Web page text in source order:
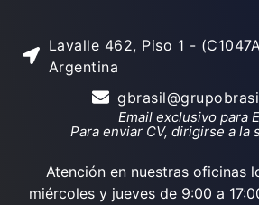
Lavalle 462, Piso 1 -
Argentina
Email exclusivo para
Para enviar CV, dirigirse a la
Atención en nuestras oficinas
miércoles y jueves de 9:00 a